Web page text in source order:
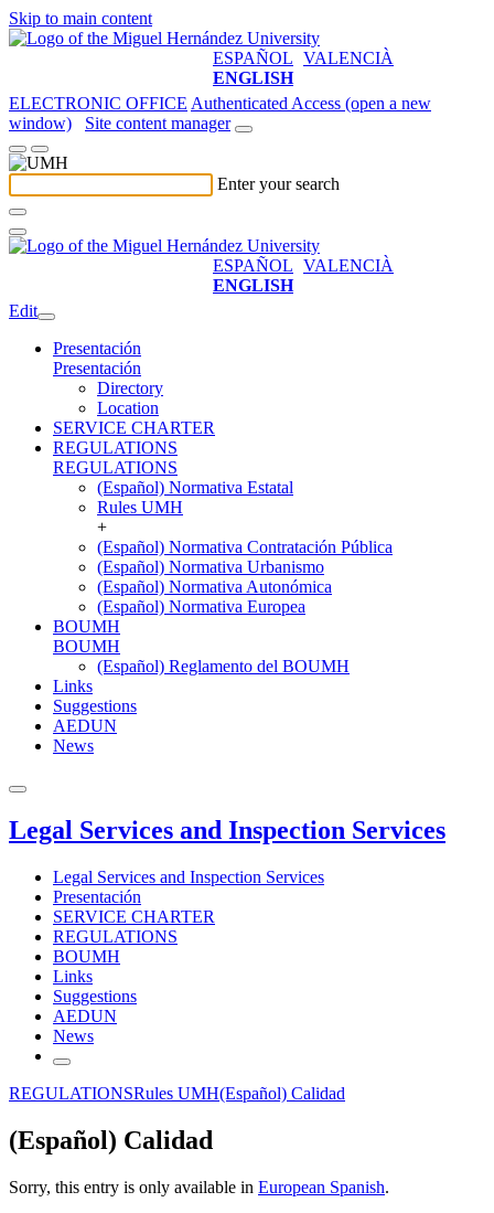
Skip to main content
ESPAÑOL VALENCIÀ
ENGLISH
ELECTRONIC OFFICE Authenticated Access (open a new
window)
Site content manager
Enter your search
ESPAÑOL VALENCIÀ
ENGLISH
Edit
Presentación
Presentación
Directory
Location
SERVICE CHARTER
REGULATIONS
REGULATIONS
(Español) Normativa Estatal
Rules UMH
+
(Español) Normativa Contratación Pública
(Español) Normativa Urbanismo
(Español) Normativa Autonómica
(Español) Normativa Europea
BOUMH
BOUMH
(Español) Reglamento del BOUMH
Links
Suggestions
AEDUN
News
Legal Services and Inspection Services
Legal Services and Inspection Services
Presentación
SERVICE CHARTER
REGULATIONS
BOUMH
Links
Suggestions
AEDUN
News
REGULATIONSRules UMH(Español) Calidad
(Español) Calidad
Sorry, this entry is only available in European Spanish.